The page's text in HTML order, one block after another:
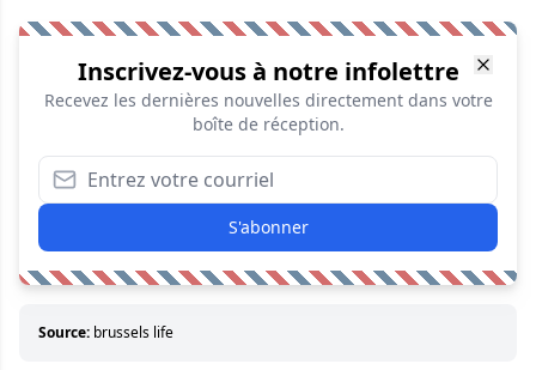
Inscrivez-vous à notre infolettre
Recevez les dernières nouvelles directement dans votre
boîte de réception.
S'abonner
Source: brussels life